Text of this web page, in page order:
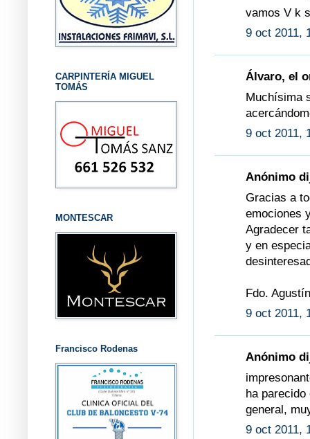
vamos V k
9 oct 2011,
Álvaro, el
Muchísima
9 oct 2011,
Anónimo
Gracias a
emociones
Agradecer
y en
Fdo.
9 oct 2011,
Anónimo
ha parecido
general,
9 oct 2011,
CARPINTERÍA MIGUEL
TOMÁS
MONTESCAR
Francisco Rodenas